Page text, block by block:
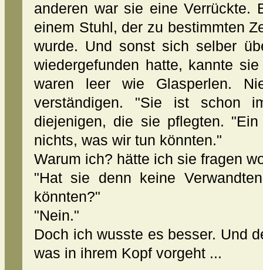
anderen war sie eine Verrückte.
einem Stuhl, der zu bestimmten
wurde. Und sonst sich selber
wiedergefunden hatte, kannte
waren leer wie Glasperlen.
verständigen. "Sie ist schon
diejenigen, die sie pflegten.
nichts, was wir tun könnten."
Warum ich? hätte ich sie fragen
"Hat sie denn keine
könnten?"
"Nein."
Doch ich wusste es besser. Und
was in ihrem Kopf vorgeht ...